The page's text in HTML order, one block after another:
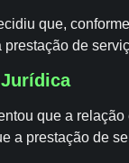
que,
prestação de
que a
a prestação de